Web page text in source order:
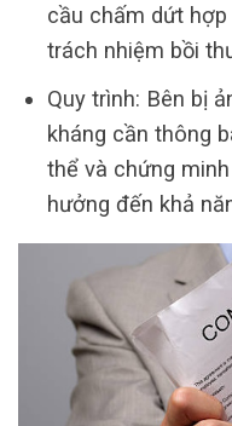
cầu chấm dứt
trách nhiệm bồi
Quy trình: Bên bị
kháng cần thông
thể và chứng
hưởng đến khả